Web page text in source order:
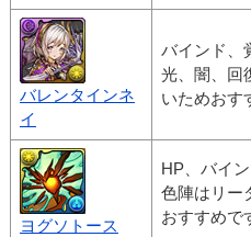
バレンタインネ
イ
バインド、
光、闇、回
いためおす
ヨグソトース
HP、バイ
色陣はリー
おすすめで